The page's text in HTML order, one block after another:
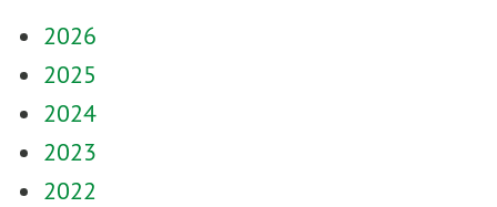
2026
2025
2024
2023
2022